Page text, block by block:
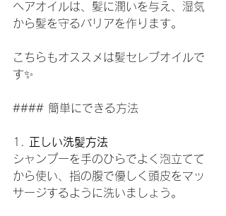
ヘアオイルは、髪に潤いを与え、湿気
から髪を守るバリアを作ります。
こちらもオススメは髪セレブオイルで
す✨
#### 簡単にできる方法
1.
正しい洗髪方法
シャンプーを手のひらでよく泡立てて
から使い、指の腹で優しく頭皮をマッ
サージするように洗いましょう。